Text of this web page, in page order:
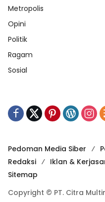
Metropolis
Opini
Politik
Ragam
Sosial
Pedoman Media Siber
Redaksi
Iklan &
Sitemap
Copyright © PT. Citra